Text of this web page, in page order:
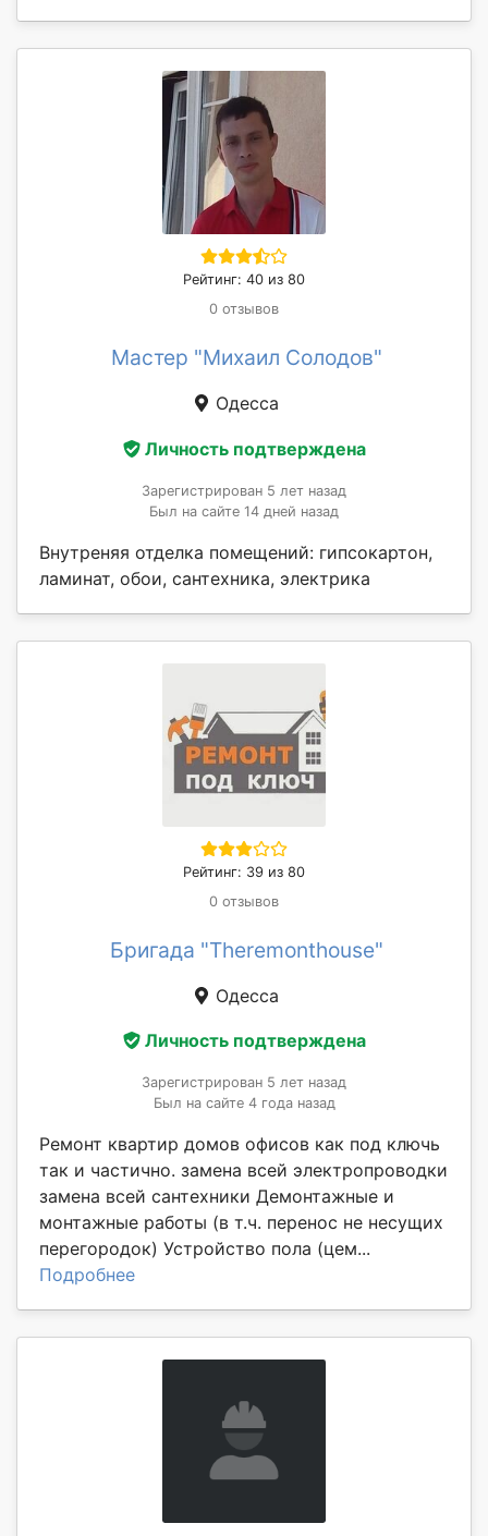
Рейтинг: 40 из 80
0 отзывов
Мастер "Михаил Солодов"
Одесса
Личность подтверждена
Зарегистрирован 5 лет назад
Был на сайте 14 дней назад
Внутреняя отделка помещений: гипсокартон,
ламинат, обои, сантехника, электрика
Рейтинг: 39 из 80
0 отзывов
Бригада "Theremonthouse"
Одесса
Личность подтверждена
Зарегистрирован 5 лет назад
Был на сайте 4 года назад
Ремонт квартир домов офисов как под ключь
так и частично. замена всей электропроводки
замена всей сантехники Демонтажные и
монтажные работы (в т.ч. перенос не несущих
перегородок) Устройство пола (цем...
Подробнее